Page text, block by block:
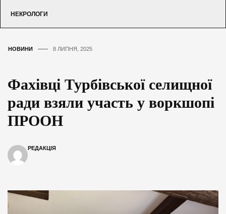
НЕКРОЛОГИ
НОВИНИ 8 ЛИПНЯ, 2025
Фахівці Турбівської селищної
ради взяли участь у воркшопі
ПРООН
РЕДАКЦІЯ